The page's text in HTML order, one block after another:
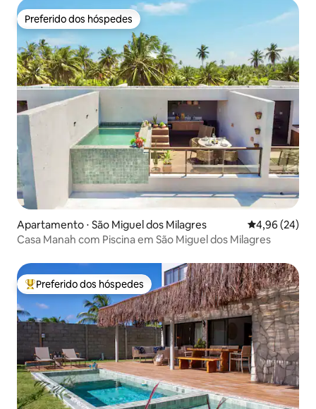
Preferido dos hóspedes
Preferido dos hóspedes
Apartamento ⋅ São Miguel dos Milagres 4,96 de uma
4,96 (24)
Casa Manah com Piscina em São Miguel dos Milagres
Entre os melhores preferidos dos hóspedes
Preferido dos hóspedes